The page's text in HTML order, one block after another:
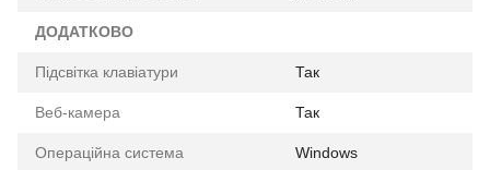
ДОДАТКОВО
Підсвітка клавіатури Так
Веб-камера Так
Операційна система Windows